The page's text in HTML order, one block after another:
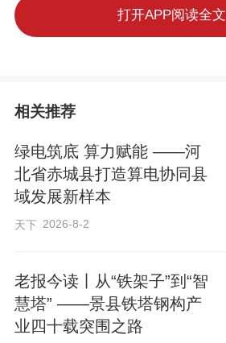
记载，却纵贯春秋到战国。
打开APP阅读全文
相关推荐
绿电筑底 算力赋能 ——河
北省赤城县打造算电协同县
域发展新样本
天下 2026-8-2
老报今读丨从“铁架子”到“智
慧塔” ——景县铁塔钢构产
业四十载突围之路